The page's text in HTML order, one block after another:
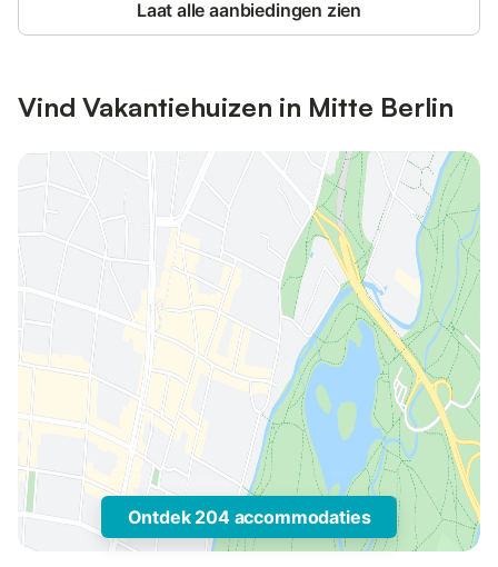
Laat alle aanbiedingen zien
Vind Vakantiehuizen in Mitte Berlin
Ontdek 204 accommodaties